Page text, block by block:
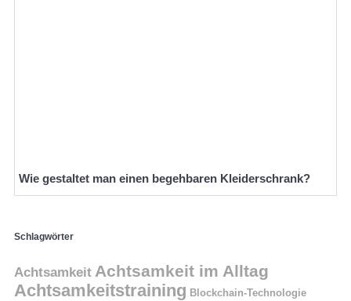
Wie gestaltet man einen begehbaren Kleiderschrank?
Schlagwörter
Achtsamkeit Achtsamkeit im Alltag
Achtsamkeitstraining Blockchain-Technologie